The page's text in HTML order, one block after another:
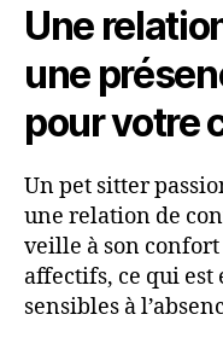
Une
une
pour votre
Un pet sitter
une relation de
veille à son confort
affectifs, ce qui
sensibles à